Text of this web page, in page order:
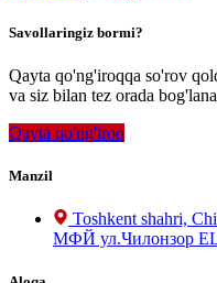
Savollaringiz bormi?
Qayta qo'ng'iroqqa so'rov
va siz bilan tez orada
Qayta qo'ng'iroq
Manzil
Toshkent shahri,
МФЙ ул.Чилонзор